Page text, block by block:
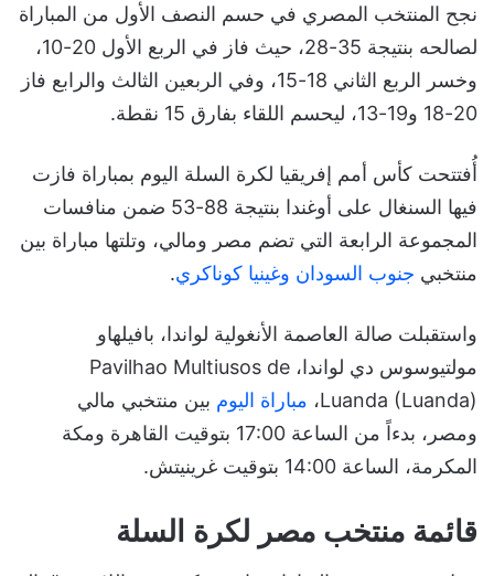
نجح المنتخب المصري في حسم النصف الأول من المباراة
لصالحه بنتيجة 35-28، حيث فاز في الربع الأول 20-10،
وخسر الربع الثاني 18-15، وفي الربعين الثالث والرابع فاز
20-18 و19-13، ليحسم اللقاء بفارق 15 نقطة.
أُفتتحت كأس أمم إفريقيا لكرة السلة اليوم بمباراة فازت
فيها السنغال على أوغندا بنتيجة 88-53 ضمن منافسات
المجموعة الرابعة التي تضم مصر ومالي، وتلتها مباراة بين
منتخبي جنوب السودان وغينيا كوناكري.
واستقبلت صالة العاصمة الأنغولية لواندا، بافيلهاو
مولتيوسوس دي لواندا، Pavilhao Multiusos de
Luanda (Luanda)،
مباراة اليوم بين منتخبي مالي
ومصر، بدءاً من الساعة 17:00 بتوقيت القاهرة ومكة
المكرمة، الساعة 14:00 بتوقيت غرينيتش.
قائمة منتخب مصر لكرة السلة